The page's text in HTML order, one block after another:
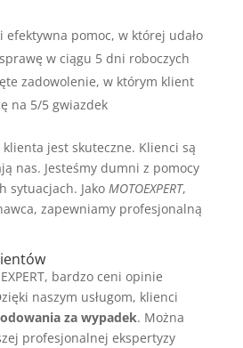
efektywna pomoc, w której udało
w ciągu 5 dni roboczych
zadowolenie, w którym klient
na 5/5 gwiazdek
jest skuteczne. Klienci są
nas. Jesteśmy dumni z pomocy
sytuacjach. Jako MOTOEXPERT,
zapewniamy profesjonalną
bardzo ceni opinie
naszym usługom, klienci
za wypadek. Można
profesjonalnej ekspertyzy